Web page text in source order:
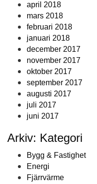
april 2018
mars 2018
februari 2018
januari 2018
december 2017
november 2017
oktober 2017
september 2017
augusti 2017
juli 2017
juni 2017
Arkiv: Kategori
Bygg & Fastighet
Energi
Fjärrvärme